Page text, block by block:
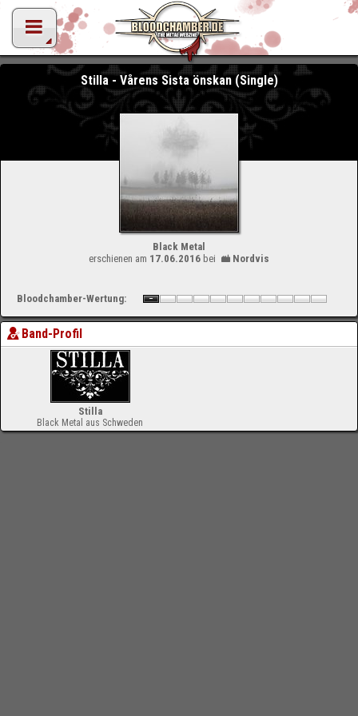
Stilla - Vårens Sista önskan (Single)
Black Metal
erschienen am 17.06.2016bei Nordvis
Bloodchamber-Wertung:
Band-Profil
Stilla
Black Metal aus Schweden